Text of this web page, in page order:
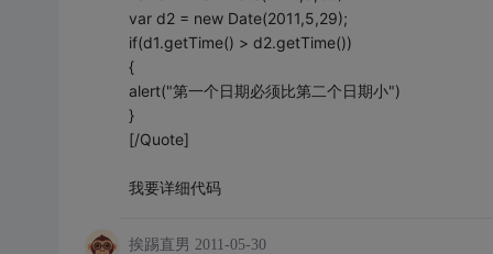
var d2 = new Date(2011,5,29);
if(d1.getTime() > d2.getTime())
{
alert("第一个日期必须比第二个日期小")
}
[/Quote]
我要详细代码
挨踢直男 2011-05-30